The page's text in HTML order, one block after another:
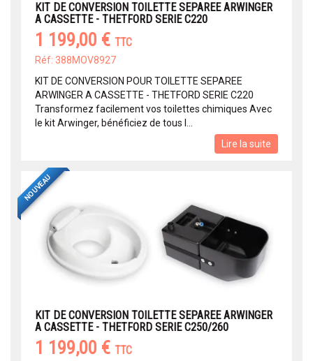
KIT DE CONVERSION TOILETTE SEPAREE ARWINGER
A CASSETTE - THETFORD SERIE C220
1 199,00 € TTC
Réf: 388MOV8927
KIT DE CONVERSION POUR TOILETTE SEPAREE
ARWINGER A CASSETTE - THETFORD SERIE C220
Transformez facilement vos toilettes chimiques Avec
le kit Arwinger, bénéficiez de tous l...
Lire la suite
NOUVEAU
KIT DE CONVERSION TOILETTE SEPAREE ARWINGER
A CASSETTE - THETFORD SERIE C250/260
1 199,00 € TTC